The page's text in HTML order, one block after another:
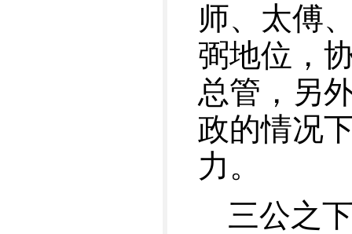
师、太傅
弼地位，
总管，另
政的情况
力。
三公之